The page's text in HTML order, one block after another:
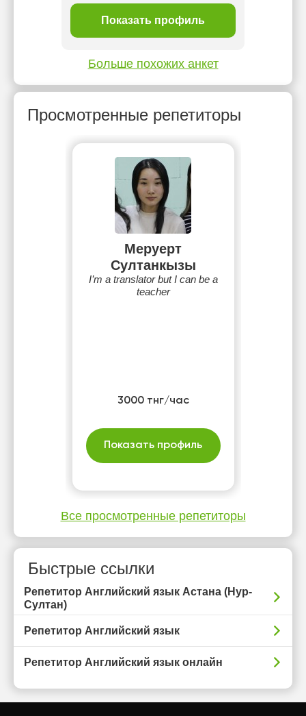
Показать профиль
Больше похожих анкет
Просмотренные репетиторы
Меруерт
Султанкызы
I’m a translator but I can be a
teacher
3000 тнг/час
Показать профиль
Все просмотренные репетиторы
Быстрые ссылки
Репетитор Английский язык Астана (Нур-
Султан)
Репетитор Английский язык
Репетитор Английский язык онлайн